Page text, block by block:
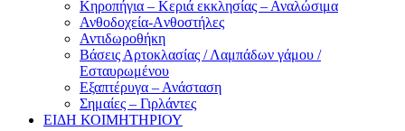
Κηροπήγια – Κεριά εκκλησίας – Αναλώσιμα
Ανθοδοχεία-Aνθοστήλες
Αντιδωροθήκη
Βάσεις Αρτοκλασίας / Λαμπάδων γάμου /
Εσταυρωμένου
Εξαπτέρυγα – Ανάσταση
Σημαίες – Γιρλάντες
ΕΙΔΗ ΚΟΙΜΗΤΗΡΙΟΥ